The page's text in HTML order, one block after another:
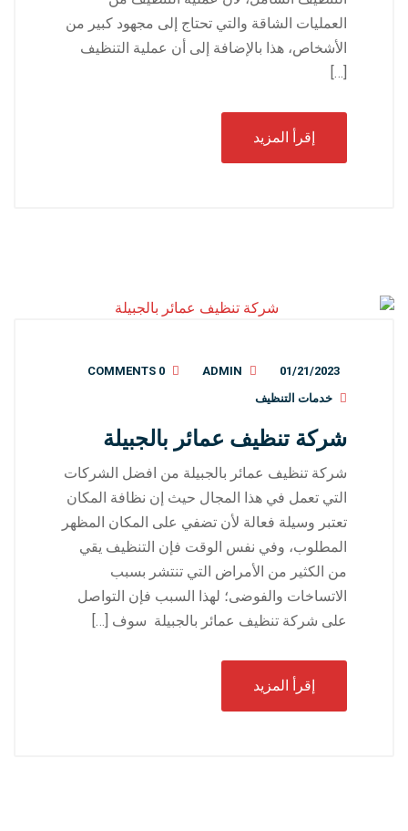
العمليات الشاقة والتي تحتاج إلى مجهود كبير من
الأشخاص، هذا بالإضافة إلى أن عملية التنظيف
[…]
إقرأ المزيد
01/21/2023
ADMIN
0 COMMENTS
خدمات التنظيف
شركة تنظيف عمائر بالجبيلة
شركة تنظيف عمائر بالجبيلة من افضل الشركات
التي تعمل في هذا المجال حيث إن نظافة المكان
تعتبر وسيلة فعالة لأن تضفي على المكان المظهر
المطلوب، وفي نفس الوقت فإن التنظيف يقي
من الكثير من الأمراض التي تنتشر بسبب
الاتساخات والفوضى؛ لهذا السبب فإن التواصل
على شركة تنظيف عمائر بالجبيلة سوف […]
إقرأ المزيد